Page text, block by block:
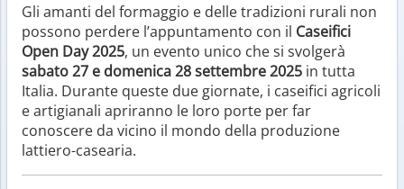
Gli amanti del formaggio e delle tradizioni rurali non
possono perdere l’appuntamento con il Caseifici
Open Day 2025, un evento unico che si svolgerà
sabato 27 e domenica 28 settembre 2025 in tutta
Italia. Durante queste due giornate, i caseifici agricoli
e artigianali apriranno le loro porte per far
conoscere da vicino il mondo della produzione
lattiero-casearia.